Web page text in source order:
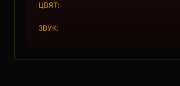
ЦВЯТ:
ЗВУК: